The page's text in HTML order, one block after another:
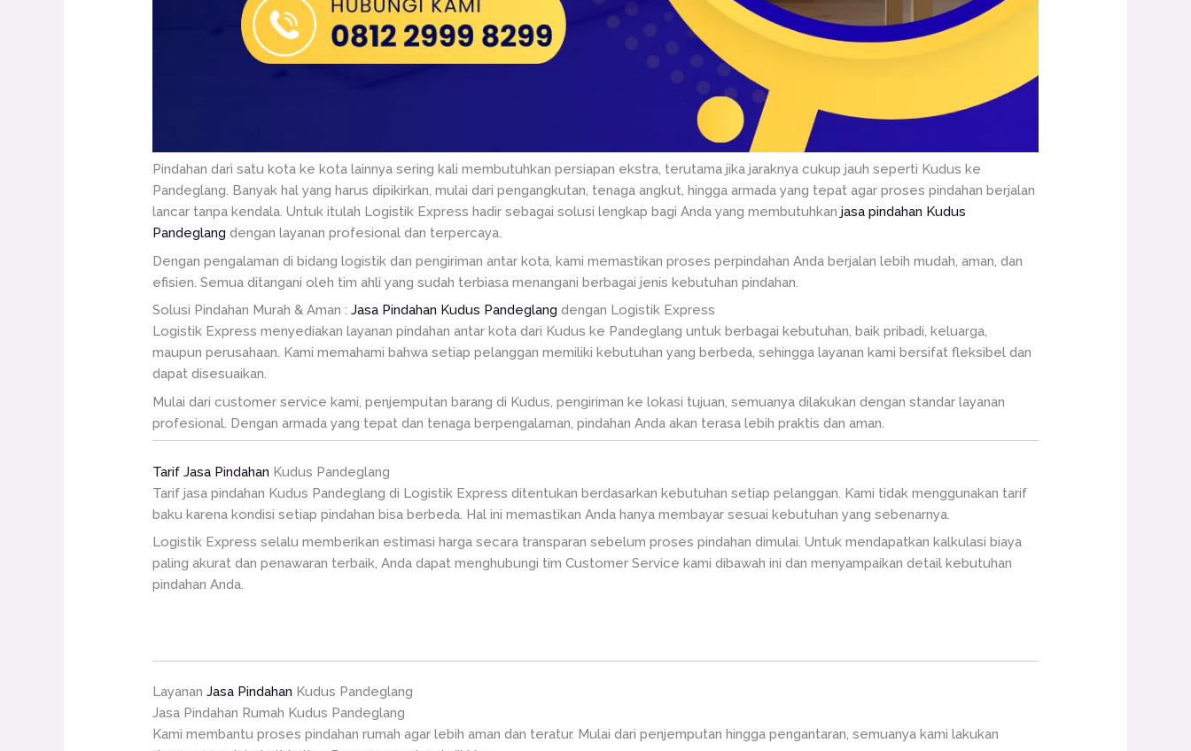
Pindahan dari satu kota ke kota lainnya sering kali membutuhkan persiapan ekstra, terutama jika jaraknya cukup jauh seperti Kudus ke
Pandeglang. Banyak hal yang harus dipikirkan, mulai dari pengangkutan, tenaga angkut, hingga armada yang tepat agar proses pindahan berjalan
lancar tanpa kendala. Untuk itulah Logistik Express hadir sebagai solusi lengkap bagi Anda yang membutuhkanjasa pindahan Kudus
Pandeglang dengan layanan profesional dan terpercaya.
Dengan pengalaman di bidang logistik dan pengiriman antar kota, kami memastikan proses perpindahan Anda berjalan lebih mudah, aman, dan
efisien. Semua ditangani oleh tim ahli yang sudah terbiasa menangani berbagai jenis kebutuhan pindahan.
Solusi Pindahan Murah & Aman :Jasa Pindahan Kudus Pandeglang dengan Logistik Express
Logistik Express menyediakan layanan pindahan antar kota dari Kudus ke Pandeglang untuk berbagai kebutuhan, baik pribadi, keluarga,
maupun perusahaan. Kami memahami bahwa setiap pelanggan memiliki kebutuhan yang berbeda, sehingga layanan kami bersifat fleksibel dan
dapat disesuaikan.
Mulai dari customer service kami, penjemputan barang di Kudus, pengiriman ke lokasi tujuan, semuanya dilakukan dengan standar layanan
profesional. Dengan armada yang tepat dan tenaga berpengalaman, pindahan Anda akan terasa lebih praktis dan aman.
Tarif Jasa Pindahan Kudus Pandeglang
Tarif jasa pindahan Kudus Pandeglang di Logistik Express ditentukan berdasarkan kebutuhan setiap pelanggan. Kami tidak menggunakan tarif
baku karena kondisi setiap pindahan bisa berbeda. Hal ini memastikan Anda hanya membayar sesuai kebutuhan yang sebenarnya.
Logistik Express selalu memberikan estimasi harga secara transparan sebelum proses pindahan dimulai. Untuk mendapatkan kalkulasi biaya
paling akurat dan penawaran terbaik, Anda dapat menghubungi tim Customer Service kami dibawah ini dan menyampaikan detail kebutuhan
pindahan Anda.
LayananJasa Pindahan Kudus Pandeglang
Jasa Pindahan Rumah Kudus Pandeglang
Kami membantu proses pindahan rumah agar lebih aman dan teratur. Mulai dari penjemputan hingga pengantaran, semuanya kami lakukan